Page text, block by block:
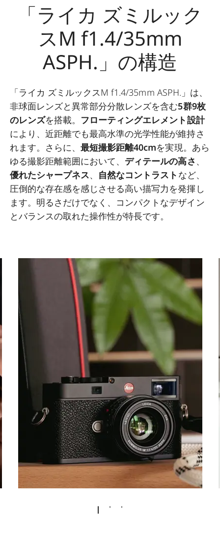
「ライカ ズミルック
スM f1.4/35mm
ASPH.」の構造
「ライカ ズミルックスM f1.4/35mm ASPH.」は、
非球面レンズと異常部分分散レンズを含む5群9枚
のレンズを搭載。 フローティングエレメント設計
により、近距離でも最高水準の光学性能が維持さ
れます。さらに、最短撮影距離40cmを実現。あら
ゆる撮影距離範囲において、 ディテールの高さ 、
優れたシャープネス、 自然なコントラスト など、
圧倒的な存在感を感じさせる高い描写力を発揮し
ます。明るさだけでなく、コンパクトなデザイン
とバランスの取れた操作性が特長です。